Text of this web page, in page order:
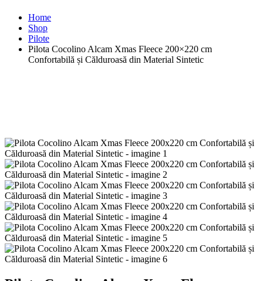
Home
Shop
Pilote
Pilota Cocolino Alcam Xmas Fleece 200×220 cm
Confortabilă și Călduroasă din Material Sintetic